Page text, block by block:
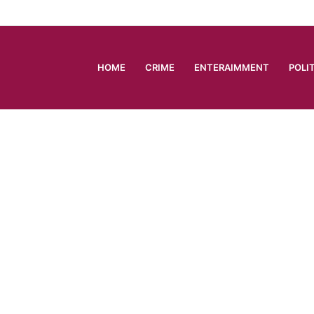
HOME CRIME ENTERAIMMENT